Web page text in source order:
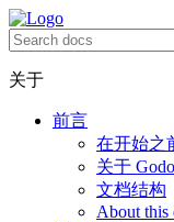
关于
前言
在开始之
关于
文档结构
About this